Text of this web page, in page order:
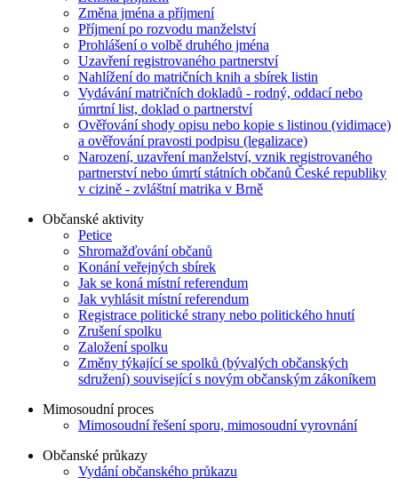
Změna jména a příjmení
Příjmení po rozvodu manželství
Prohlášení o volbě druhého jména
Uzavření registrovaného partnerství
Nahlížení do matričních knih a sbírek listin
Vydávání matričních dokladů - rodný, oddací nebo
úmrtní list, doklad o partnerství
Ověřování shody opisu nebo kopie s listinou (vidimace)
a ověřování pravosti podpisu (legalizace)
Narození, uzavření manželství, vznik registrovaného
partnerství nebo úmrtí státních občanů České republiky
v cizině - zvláštní matrika v Brně
Občanské aktivity
Petice
Shromažďování občanů
Konání veřejných sbírek
Jak se koná místní referendum
Jak vyhlásit místní referendum
Registrace politické strany nebo politického hnutí
Zrušení spolku
Založení spolku
Změny týkající se spolků (bývalých občanských
sdružení) související s novým občanským zákoníkem
Mimosoudní proces
Mimosoudní řešení sporu, mimosoudní vyrovnání
Občanské průkazy
Vydání občanského průkazu